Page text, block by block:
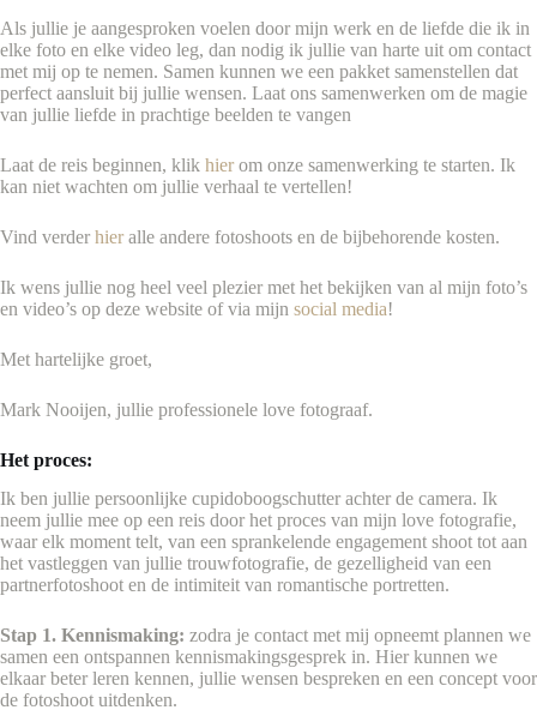
Als jullie je aangesproken voelen door mijn werk en de liefde die ik in
elke foto en elke video leg, dan nodig ik jullie van harte uit om contact
met mij op te nemen. Samen kunnen we een pakket samenstellen dat
perfect aansluit bij jullie wensen. Laat ons samenwerken om de magie
van jullie liefde in prachtige beelden te vangen
Laat de reis beginnen, klik hier om onze samenwerking te starten. Ik
kan niet wachten om jullie verhaal te vertellen!
Vind verder hier alle andere fotoshoots en de bijbehorende kosten.
Ik wens jullie nog heel veel plezier met het bekijken van al mijn foto’s
en video’s op deze website of via mijn social media!
Met hartelijke groet,
Mark Nooijen, jullie professionele love fotograaf.
Het proces:
Ik ben jullie persoonlijke cupidoboogschutter achter de camera. Ik
neem jullie mee op een reis door het proces van mijn love fotografie,
waar elk moment telt, van een sprankelende engagement shoot tot aan
het vastleggen van jullie trouwfotografie, de gezelligheid van een
partnerfotoshoot en de intimiteit van romantische portretten.
Stap 1. Kennismaking: zodra je contact met mij opneemt plannen we
samen een ontspannen kennismakingsgesprek in. Hier kunnen we
elkaar beter leren kennen, jullie wensen bespreken en een concept voor
de fotoshoot uitdenken.